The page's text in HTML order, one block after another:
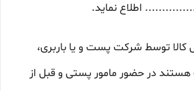
اطلاع نماید.
ارسال کالا توسط شرکت پست و یا باربری،
در حضور مامور پستی و قبل از